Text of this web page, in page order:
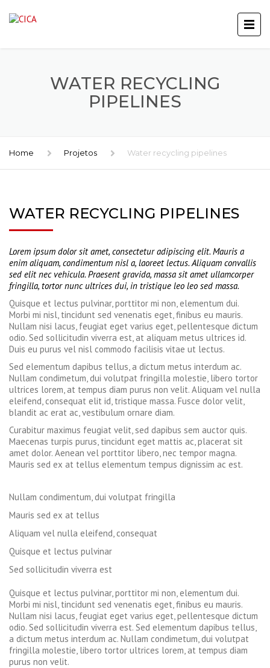
WATER RECYCLING
PIPELINES
Home Projetos Water recycling pipelines
WATER RECYCLING PIPELINES
Lorem ipsum dolor sit amet, consectetur adipiscing elit. Mauris a
enim aliquam, condimentum nisl a, laoreet lectus. Aliquam convallis
sed elit nec vehicula. Praesent gravida, massa sit amet ullamcorper
fringilla, tortor nunc ultrices dui, in tristique leo leo sed massa.
Quisque et lectus pulvinar, porttitor mi non, elementum dui.
Morbi mi nisl, tincidunt sed venenatis eget, finibus eu mauris.
Nullam nisi lacus, feugiat eget varius eget, pellentesque dictum
odio. Sed sollicitudin viverra est, at aliquam metus ultrices id.
Duis eu purus vel nisl commodo facilisis vitae ut lectus.
Sed elementum dapibus tellus, a dictum metus interdum ac.
Nullam condimetum, dui volutpat fringilla molestie, libero tortor
ultrices lorem, at tempus diam purus non velit. Aliquam vel nulla
eleifend, consequat elit id, tristique massa. Fusce dolor velit,
blandit ac erat ac, vestibulum ornare diam.
Curabitur maximus feugiat velit, sed dapibus sem auctor quis.
Maecenas turpis purus, tincidunt eget mattis ac, placerat sit
amet dolor. Aenean vel porttitor libero, nec tempor magna.
Mauris sed ex at tellus elementum tempus dignissim ac est.
Nullam condimentum, dui volutpat fringilla
Mauris sed ex at tellus
Aliquam vel nulla eleifend, consequat
Quisque et lectus pulvinar
Sed sollicitudin viverra est
Quisque et lectus pulvinar, porttitor mi non, elementum dui.
Morbi mi nisl, tincidunt sed venenatis eget, finibus eu mauris.
Nullam nisi lacus, feugiat eget varius eget, pellentesque dictum
odio. Sed sollicitudin viverra est. Sed elementum dapibus tellus,
a dictum metus interdum ac. Nullam condimetum, dui volutpat
fringilla molestie, libero tortor ultrices lorem, at tempus diam
purus non velit.